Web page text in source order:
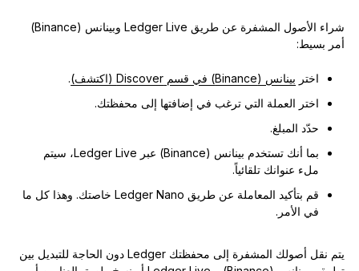
شراء الأصول المشفرة عن طريق Ledger Live وبينانس (Binance)
أمر بسيط:
اختر بينانس (Binance) في قسم Discover (اكتشف)
.
اختر العملة التي ترغب في إضافتها إلى محفظتك.
حدّد المبلغ.
بما أنك تستخدم بينانس (Binance) عبر Ledger Live، سيتم
ملء عنوانك تلقائياً.
قم بتأكيد المعاملة عن طريق Ledger Nano خاصتك. وهذا كل ما
في الأمر.
يتم نقل أصولك المشفرة إلى محفظتك Ledger دون الحاجة للتبديل بين